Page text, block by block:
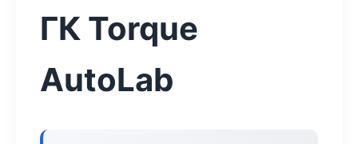
ГК Torque
AutoLab